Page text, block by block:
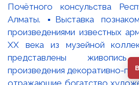
Почётного консульства
Алматы. ▪️Выставка
произведениями известных
XX века из музейной
представлены
произведения декоративно-